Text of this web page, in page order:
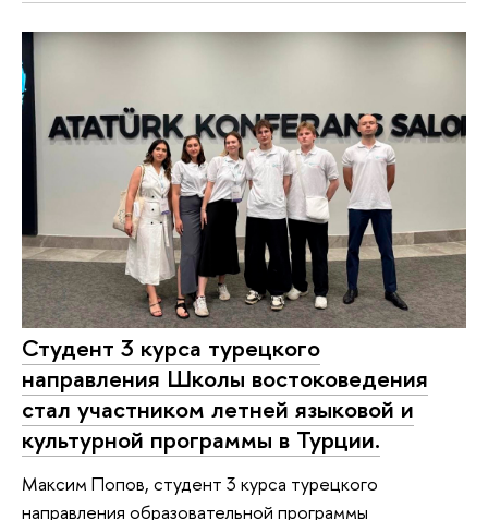
Студент 3 курса турецкого
направления Школы востоковедения
стал участником летней языковой и
культурной программы в Турции.
Максим Попов, студент 3 курса турецкого
направления образовательной программы